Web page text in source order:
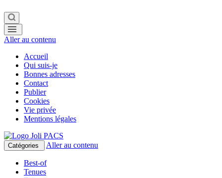
Aller au contenu
Accueil
Qui suis-je
Bonnes adresses
Contact
Publier
Cookies
Vie privée
Mentions légales
Catégories Aller au contenu
Best-of
Tenues